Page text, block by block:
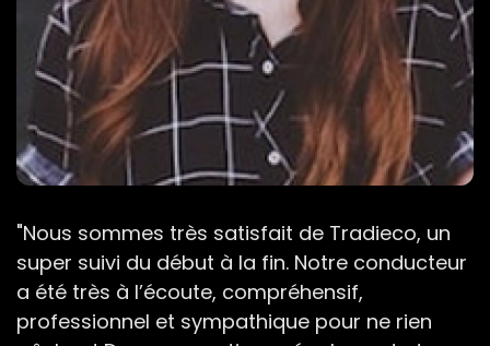
"Nous sommes très satisfait de Tradieco, un
super suivi du début à la fin. Notre conducteur
a été très à l’écoute, compréhensif,
professionnel et sympathique pour ne rien